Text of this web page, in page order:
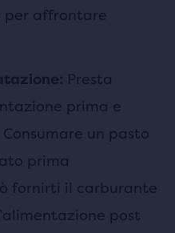
per affrontare
Presta
prima e
un pasto
prima
fornirti il carburante
post